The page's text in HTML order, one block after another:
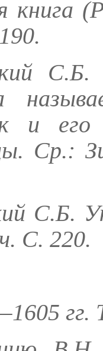
книга
С.Б.
и его
Ср.:
С.Б.
С. 220.
гг.